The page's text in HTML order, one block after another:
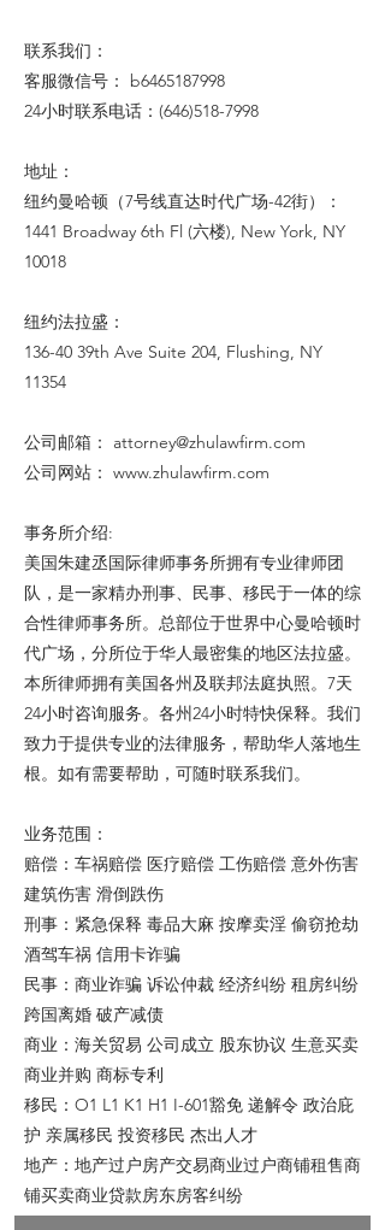
联系我们：
客服微信号： b6465187998
24小时联系电话：(646)518-7998
地址：
纽约曼哈顿（7号线直达时代广场-42街）：
1441 Broadway 6th Fl (六楼), New York, NY
10018
纽约法拉盛：
136-40 39th Ave Suite 204, Flushing, NY
11354
公司邮箱： attorney@zhulawfirm.com
公司网站： www.zhulawfirm.com
事务所介绍:
美国朱建丞国际律师事务所拥有专业律师团
队，是一家精办刑事、民事、移民于一体的综
合性律师事务所。总部位于世界中心曼哈顿时
代广场，分所位于华人最密集的地区法拉盛。
本所律师拥有美国各州及联邦法庭执照。7天
24小时咨询服务。各州24小时特快保释。我们
致力于提供专业的法律服务，帮助华人落地生
根。如有需要帮助，可随时联系我们。
业务范围：
赔偿：车祸赔偿 医疗赔偿 工伤赔偿 意外伤害
建筑伤害 滑倒跌伤
刑事：紧急保释 毒品大麻 按摩卖淫 偷窃抢劫
酒驾车祸 信用卡诈骗
民事：商业诈骗 诉讼仲裁 经济纠纷 租房纠纷
跨国离婚 破产减债
商业：海关贸易 公司成立 股东协议 生意买卖
商业并购 商标专利
移民：O1 L1 K1 H1 I-601豁免 递解令 政治庇
护 亲属移民 投资移民 杰出人才
地产：地产过户房产交易商业过户商铺租售商
铺买卖商业贷款房东房客纠纷